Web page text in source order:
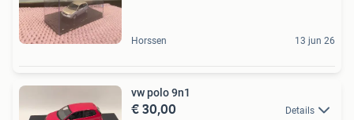
Horssen 13 jun 26
vw polo 9n1
€ 30,00 Details